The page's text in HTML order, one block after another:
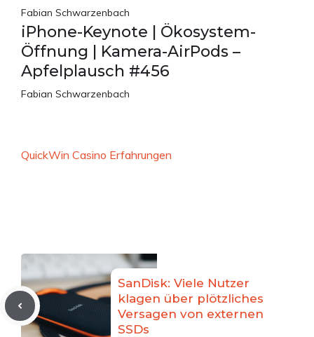
Fabian Schwarzenbach
iPhone-Keynote | Ökosystem-
Öffnung | Kamera-AirPods –
Apfelplausch #456
Fabian Schwarzenbach
QuickWin Casino Erfahrungen
SanDisk: Viele Nutzer
klagen über plötzliches
Versagen von externen
SSDs